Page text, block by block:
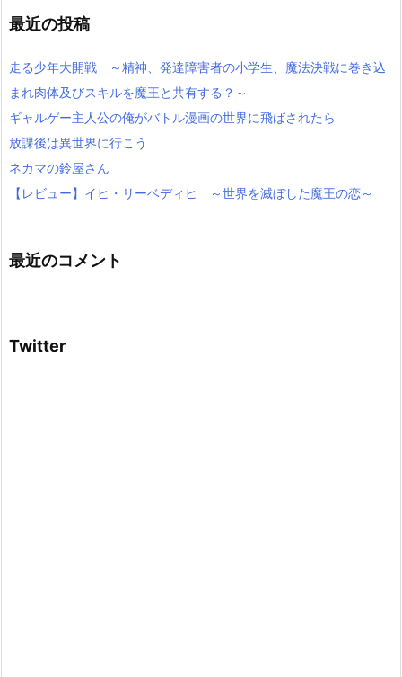
最近の投稿
走る少年大開戦 ～精神、発達障害者の小学生、魔法決戦に巻き込
まれ肉体及びスキルを魔王と共有する？～
ギャルゲー主人公の俺がバトル漫画の世界に飛ばされたら
放課後は異世界に行こう
ネカマの鈴屋さん
【レビュー】イヒ・リーベディヒ ～世界を滅ぼした魔王の恋～
最近のコメント
Twitter